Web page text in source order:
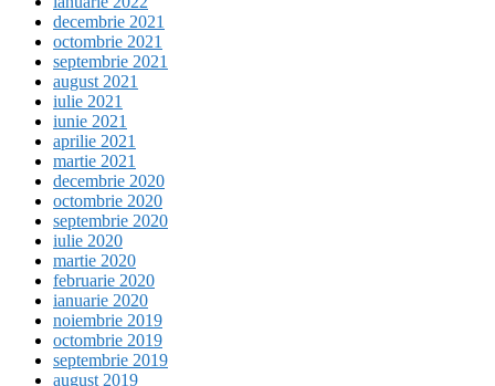
decembrie 2021
octombrie 2021
septembrie 2021
august 2021
iulie 2021
iunie 2021
aprilie 2021
martie 2021
decembrie 2020
octombrie 2020
septembrie 2020
iulie 2020
martie 2020
februarie 2020
ianuarie 2020
noiembrie 2019
octombrie 2019
septembrie 2019
august 2019